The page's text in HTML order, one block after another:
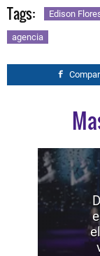
Tags: Edison
agencia